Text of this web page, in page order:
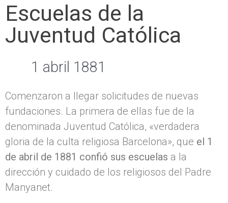
Escuelas de la
Juventud Católica
1 abril 1881
Comenzaron a llegar solicitudes de nuevas
fundaciones. La primera de ellas fue de la
denominada Juventud Católica, «verdadera
gloria de la culta religiosa Barcelona», que el 1
de abril de 1881 confió sus escuelas a la
dirección y cuidado de los religiosos del Padre
Manyanet.